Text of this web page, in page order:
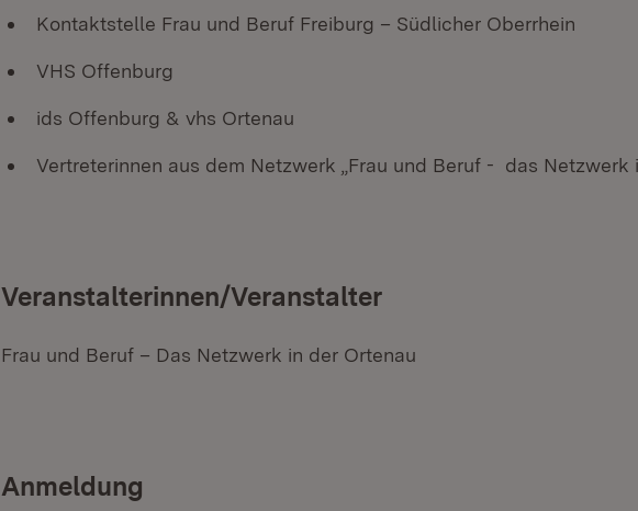
Kontaktstelle Frau und Beruf Freiburg – Südlicher Oberrhein
VHS Offenburg
ids Offenburg & vhs Ortenau
Vertreterinnen aus dem Netzwerk „Frau und Beruf - das Netzwerk
Veranstalterinnen/Veranstalter
Frau und Beruf – Das Netzwerk in der Ortenau
Anmeldung